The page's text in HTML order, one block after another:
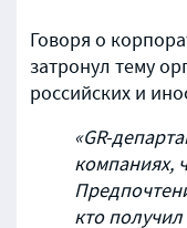
Говоря о
затронул тему
российских и
«GR-
компаниях,
кто